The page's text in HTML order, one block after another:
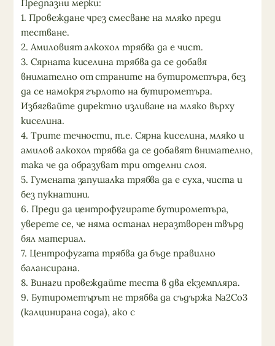
Предпазни мерки:
1. Провеждане чрез смесване на мляко преди
тестване.
2. Амиловият алкохол трябва да е чист.
3. Сярната киселина трябва да се добавя
внимателно от страните на бутирометъра, без
да се намокря гърлото на бутирометъра.
Избягвайте директно изливане на мляко върху
киселина.
4. Трите течности, т.е. Сярна киселина, мляко и
амилов алкохол трябва да се добавят внимателно,
така че да образуват три отделни слоя.
5. Гумената запушалка трябва да е суха, чиста и
без пукнатини.
6. Преди да центрофугирате бутирометъра,
уверете се, че няма останал неразтворен твърд
бял материал.
7. Центрофугата трябва да бъде правилно
балансирана.
8. Винаги провеждайте теста в два екземпляра.
9. Бутирометърът не трябва да съдържа Na2Co3
(калцинирана сода), ако с